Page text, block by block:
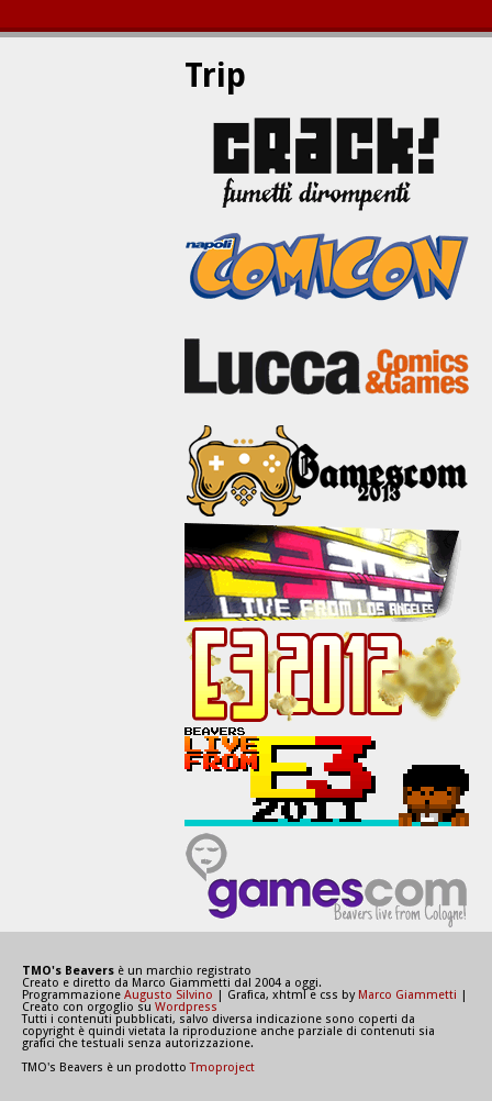
Trip
TMO's Beavers è un marchio registrato
Creato e diretto da Marco Giammetti dal 2004 a oggi.
Programmazione Augusto Silvino | Grafica, xhtml e css byMarco Giammetti
Creato con orgoglio su Wordpress
Tutti i contenuti pubblicati, salvo diversa indicazione sono coperti da
copyright è quindi vietata la riproduzione anche parziale di contenuti sia
grafici che testuali senza autorizzazione.
TMO's Beavers è un prodottoTmoproject